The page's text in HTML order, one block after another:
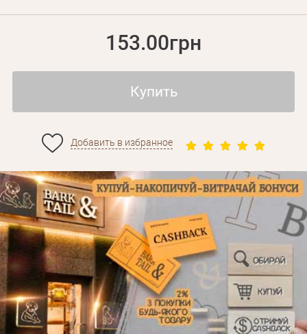
153.00грн
Купить
Добавить в избранное
Забыли пароль?
Личные данные
Вам на почту будет отправленно письмо с сылкой